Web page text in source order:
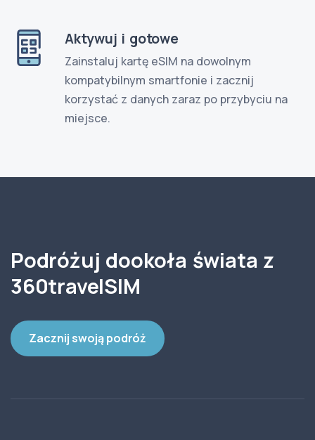
Aktywuj i gotowe
Zainstaluj kartę eSIM na dowolnym
kompatybilnym smartfonie i zacznij
korzystać z danych zaraz po przybyciu na
miejsce.
Podróżuj dookoła świata z
360travelSIM
Zacznij swoją podróż